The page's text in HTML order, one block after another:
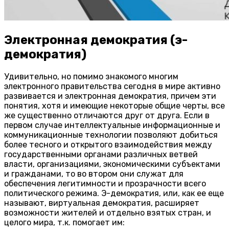
Электронная демократия (э-
демократия)
Удивительно, но помимо знакомого многим
электронного правительства сегодня в мире активно
развивается и электронная демократия, причем эти
понятия, хотя и имеющие некоторые общие черты, все
же существенно отличаются друг от друга. Если в
первом случае интеллектуальные информационные и
коммуникационные технологии позволяют добиться
более тесного и открытого взаимодействия между
государственными органами различных ветвей
власти, организациями, экономическими субъектами
и гражданами, то во втором они служат для
обеспечения легитимности и прозрачности всего
политического режима. Э-демократия, или, как ее еще
называют, виртуальная демократия, расширяет
возможности жителей и отдельно взятых стран, и
целого мира, т.к. помогает им: